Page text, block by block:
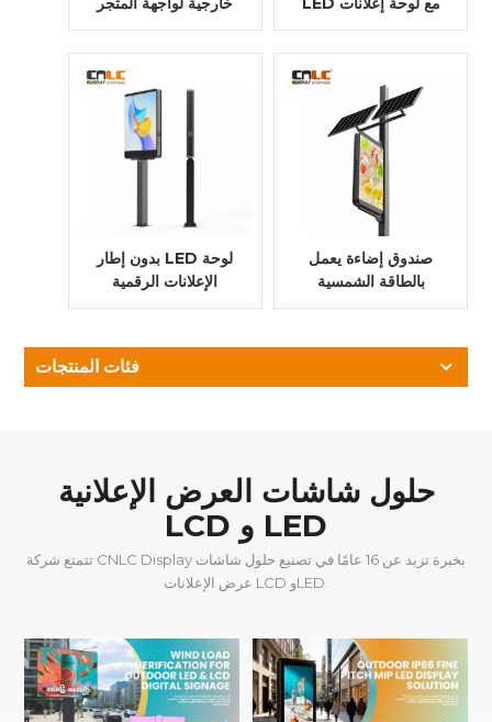
الألومنيوم مجلس
الوزراء جدار جبل
LED قائمة بذاتها من
الألومنيوم
بدون إطار LED لوحة
الإعلانات الرقمية
شاشة في الهواء
صندوق إضاءة يعمل
بالطاقة الشمسية
للإعلانات الخارجية -
انعكاس
فئات المنتجات
حلول شاشات العرض الإعلانية
LCD و LED
تتمتع شركة CNLC Display بخبرة تزيد عن 16 عامًا في تصنيع حلول شاشات
عرض الإعلانات LCD وLED.